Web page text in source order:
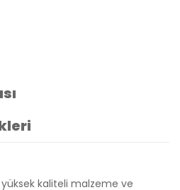
yüksek kaliteli malzeme ve